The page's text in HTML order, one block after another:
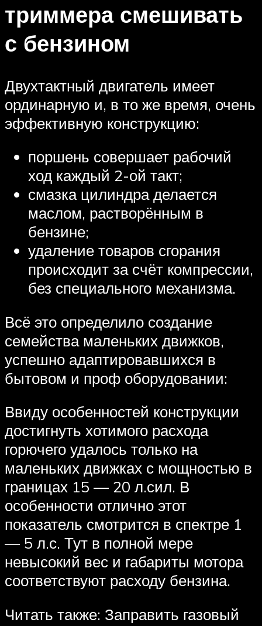
триммера смешивать
с бензином
Двухтактный двигатель имеет
ординарную и, в то же время, очень
эффективную конструкцию:
поршень совершает рабочий
ход каждый 2-ой такт;
смазка цилиндра делается
маслом, растворённым в
бензине;
удаление товаров сгорания
происходит за счёт компрессии,
без специального механизма.
Всё это определило создание
семейства маленьких движков,
успешно адаптировавшихся в
бытовом и проф оборудовании:
Ввиду особенностей конструкции
достигнуть хотимого расхода
горючего удалось только на
маленьких движках с мощностью в
границах 15 — 20 л.сил. В
особенности отлично этот
показатель смотрится в спектре 1
— 5 л.с. Тут в полной мере
невысокий вес и габариты мотора
соответствуют расходу бензина.
Читать также: Заправить газовый